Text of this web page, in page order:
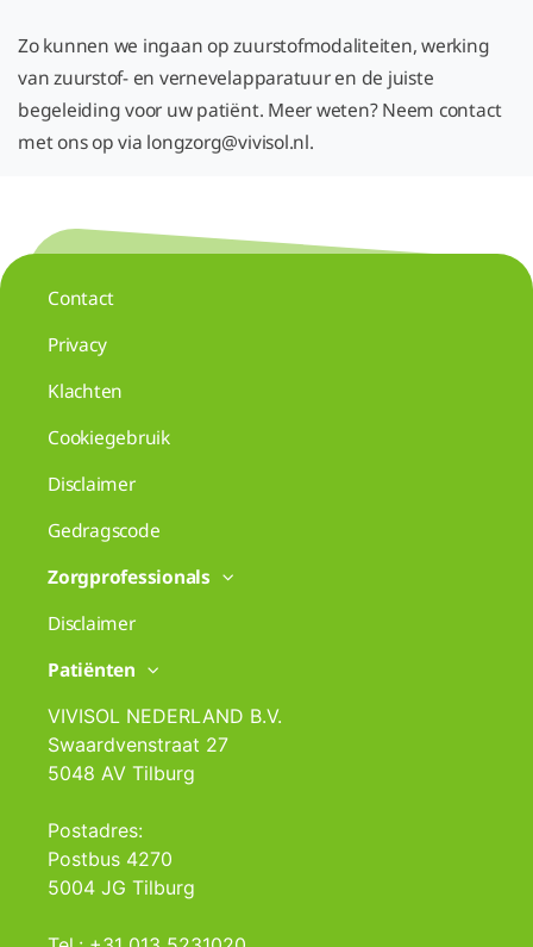
Zo kunnen we ingaan op zuurstofmodaliteiten, werking
van zuurstof- en vernevelapparatuur en de juiste
begeleiding voor uw patiënt. Meer weten? Neem contact
met ons op via longzorg@vivisol.nl.
Contact
Privacy
Klachten
Cookiegebruik
Disclaimer
Gedragscode
Zorgprofessionals
Disclaimer
Patiënten
VIVISOL NEDERLAND B.V.
Swaardvenstraat 27
5048 AV Tilburg
Postadres:
Postbus 4270
5004 JG Tilburg